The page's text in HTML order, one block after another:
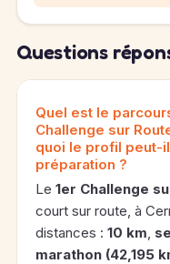
Questions
Quel est le
Challenge sur
quoi le profil peut-
préparation ?
Le 1er Challenge
court sur route, à
distances : 10 km,
marathon (42,195